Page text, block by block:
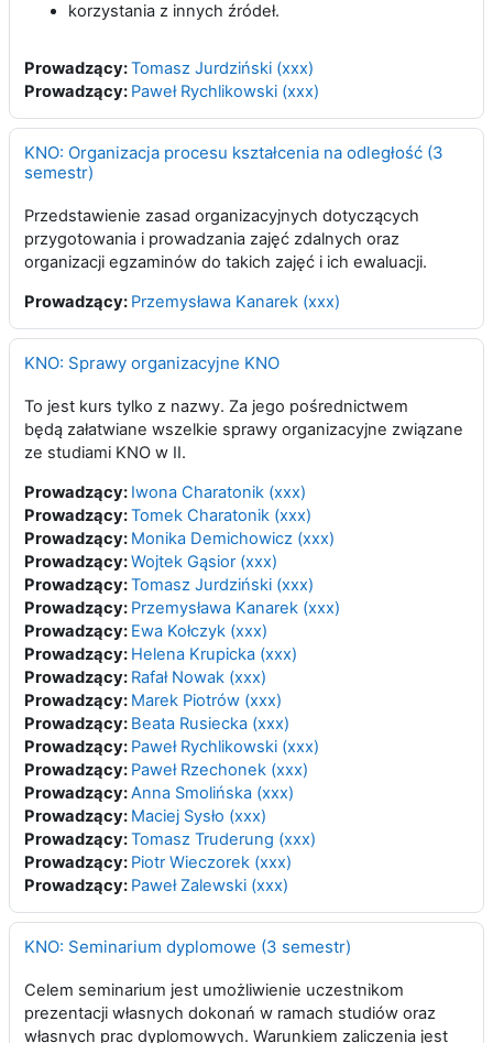
korzystania z innych źródeł.
Prowadzący:Tomasz Jurdziński (xxx)
Prowadzący: Paweł Rychlikowski (xxx)
KNO: Organizacja procesu kształcenia na odległość (3
semestr)
Przedstawienie zasad organizacyjnych dotyczących
przygotowania i prowadzania zajęć zdalnych oraz
organizacji egzaminów do takich zajęć i ich ewaluacji.
Prowadzący: Przemysława Kanarek (xxx)
KNO: Sprawy organizacyjne KNO
To jest kurs tylko z nazwy. Za jego pośrednictwem
będą załatwiane wszelkie sprawy organizacyjne związane
ze studiami KNO w II.
Prowadzący: Iwona Charatonik (xxx)
Prowadzący:Tomek Charatonik (xxx)
Prowadzący: Monika Demichowicz (xxx)
Prowadzący:Wojtek Gąsior (xxx)
Prowadzący:Tomasz Jurdziński (xxx)
Prowadzący: Przemysława Kanarek (xxx)
Prowadzący: Ewa Kołczyk (xxx)
Prowadzący: Helena Krupicka (xxx)
Prowadzący: Rafał Nowak (xxx)
Prowadzący: Marek Piotrów (xxx)
Prowadzący: Beata Rusiecka (xxx)
Prowadzący: Paweł Rychlikowski (xxx)
Prowadzący: Paweł Rzechonek (xxx)
Prowadzący:Anna Smolińska (xxx)
Prowadzący: Maciej Sysło (xxx)
Prowadzący:Tomasz Truderung (xxx)
Prowadzący: Piotr Wieczorek (xxx)
Prowadzący: Paweł Zalewski (xxx)
KNO: Seminarium dyplomowe (3 semestr)
Celem seminarium jest umożliwienie uczestnikom
prezentacji własnych dokonań w ramach studiów oraz
własnych prac dyplomowych. Warunkiem zaliczenia jest